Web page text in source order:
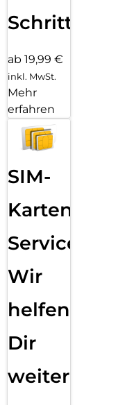
Schritten
ab 19,99 €
inkl. MwSt.
Mehr
erfahren
SIM-
Karten
Service:
Wir
helfen
Dir
weiter